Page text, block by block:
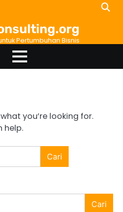
Pertumbuhan Bisnis
you’re looking for.
help.
Cari